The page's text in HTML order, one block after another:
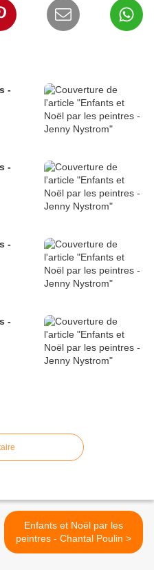
-
-
-
-
Enfants et Noël par les
peintres - Chantal Poulin >